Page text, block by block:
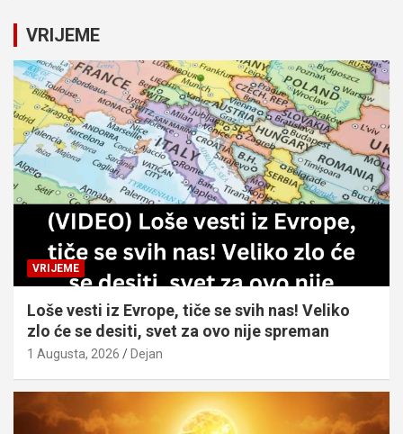
c
h
VRIJEME
VRIJEME
Loše vesti iz Evrope, tiče se svih nas! Veliko
zlo će se desiti, svet za ovo nije spreman
1 Augusta, 2026 Dejan